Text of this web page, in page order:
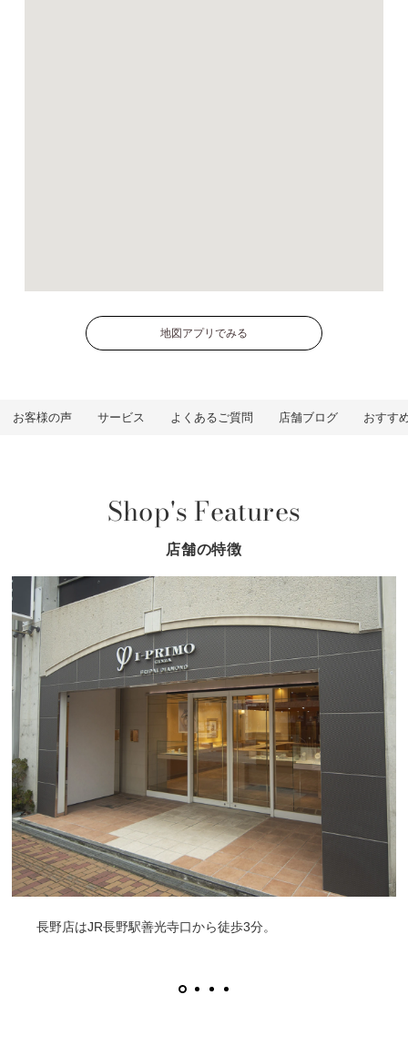
地図アプリでみる
お客様の声 サービス よくあるご質問 店舗ブログ おすす
Shop's Features
店舗の特徴
長野店はJR長野駅善光寺口から徒歩3分。